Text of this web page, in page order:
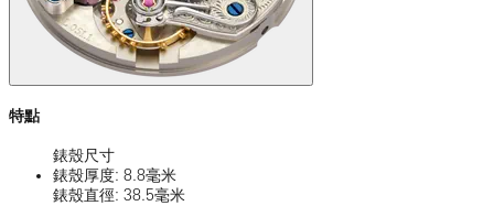
特點
錶殼尺寸
錶殼厚度: 8.8毫米
錶殼直徑: 38.5毫米